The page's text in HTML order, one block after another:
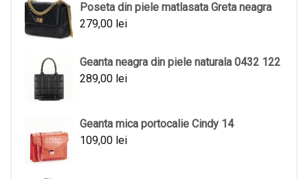
Poseta din piele matlasata Greta neagra
279,00 lei
Geanta neagra din piele naturala 0432 122
289,00 lei
Geanta mica portocalie Cindy 14
109,00 lei